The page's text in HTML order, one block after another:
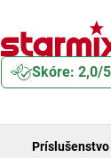
Skóre: 2,0/